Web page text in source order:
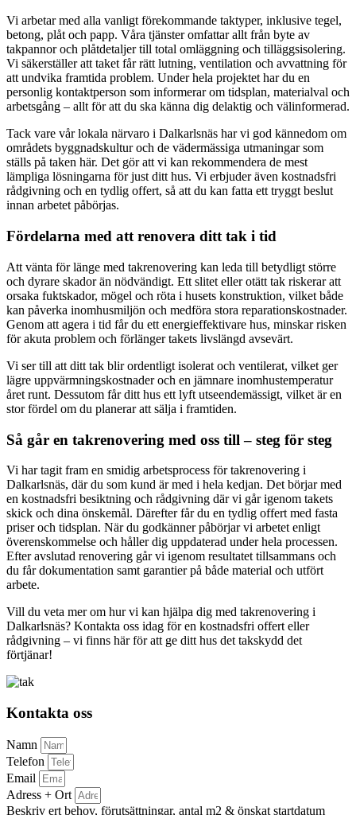
Vi arbetar med alla vanligt förekommande taktyper, inklusive tegel,
betong, plåt och papp. Våra tjänster omfattar allt från byte av
takpannor och plåtdetaljer till total omläggning och tilläggsisolering.
Vi säkerställer att taket får rätt lutning, ventilation och avvattning för
att undvika framtida problem. Under hela projektet har du en
personlig kontaktperson som informerar om tidsplan, materialval och
arbetsgång – allt för att du ska känna dig delaktig och välinformerad.
Tack vare vår lokala närvaro i Dalkarlsnäs har vi god kännedom om
områdets byggnadskultur och de vädermässiga utmaningar som
ställs på taken här. Det gör att vi kan rekommendera de mest
lämpliga lösningarna för just ditt hus. Vi erbjuder även kostnadsfri
rådgivning och en tydlig offert, så att du kan fatta ett tryggt beslut
innan arbetet påbörjas.
Fördelarna med att renovera ditt tak i tid
Att vänta för länge med takrenovering kan leda till betydligt större
och dyrare skador än nödvändigt. Ett slitet eller otätt tak riskerar att
orsaka fuktskador, mögel och röta i husets konstruktion, vilket både
kan påverka inomhusmiljön och medföra stora reparationskostnader.
Genom att agera i tid får du ett energieffektivare hus, minskar risken
för akuta problem och förlänger takets livslängd avsevärt.
Vi ser till att ditt tak blir ordentligt isolerat och ventilerat, vilket ger
lägre uppvärmningskostnader och en jämnare inomhustemperatur
året runt. Dessutom får ditt hus ett lyft utseendemässigt, vilket är en
stor fördel om du planerar att sälja i framtiden.
Så går en takrenovering med oss till – steg för steg
Vi har tagit fram en smidig arbetsprocess för takrenovering i
Dalkarlsnäs, där du som kund är med i hela kedjan. Det börjar med
en kostnadsfri besiktning och rådgivning där vi går igenom takets
skick och dina önskemål. Därefter får du en tydlig offert med fasta
priser och tidsplan. När du godkänner påbörjar vi arbetet enligt
överenskommelse och håller dig uppdaterad under hela processen.
Efter avslutad renovering går vi igenom resultatet tillsammans och
du får dokumentation samt garantier på både material och utfört
arbete.
Vill du veta mer om hur vi kan hjälpa dig med takrenovering i
Dalkarlsnäs? Kontakta oss idag för en kostnadsfri offert eller
rådgivning – vi finns här för att ge ditt hus det takskydd det
förtjänar!
Kontakta oss
Namn
Telefon
Email
Adress + Ort
Beskriv ert behov, förutsättningar, antal m2 & önskat startdatum